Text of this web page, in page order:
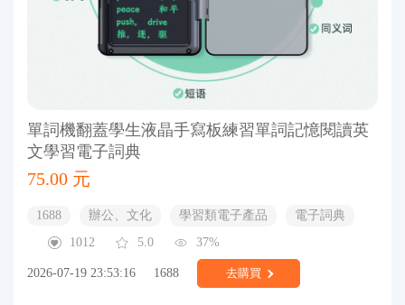
單詞機翻蓋學生液晶手寫板練習單詞記憶閱讀英
文學習電子詞典
75.00 元
1688 辦公、文化 學習類電子產品
電子詞典
1012
5.0 37%
2026-07-19 23:53:16 1688 去購買